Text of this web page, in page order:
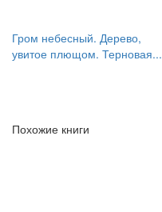
Гром небесный. Дерево,
увитое плющом. Терновая...
Похожие книги